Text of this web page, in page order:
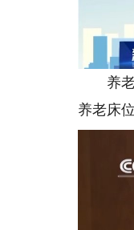
养老
养老床